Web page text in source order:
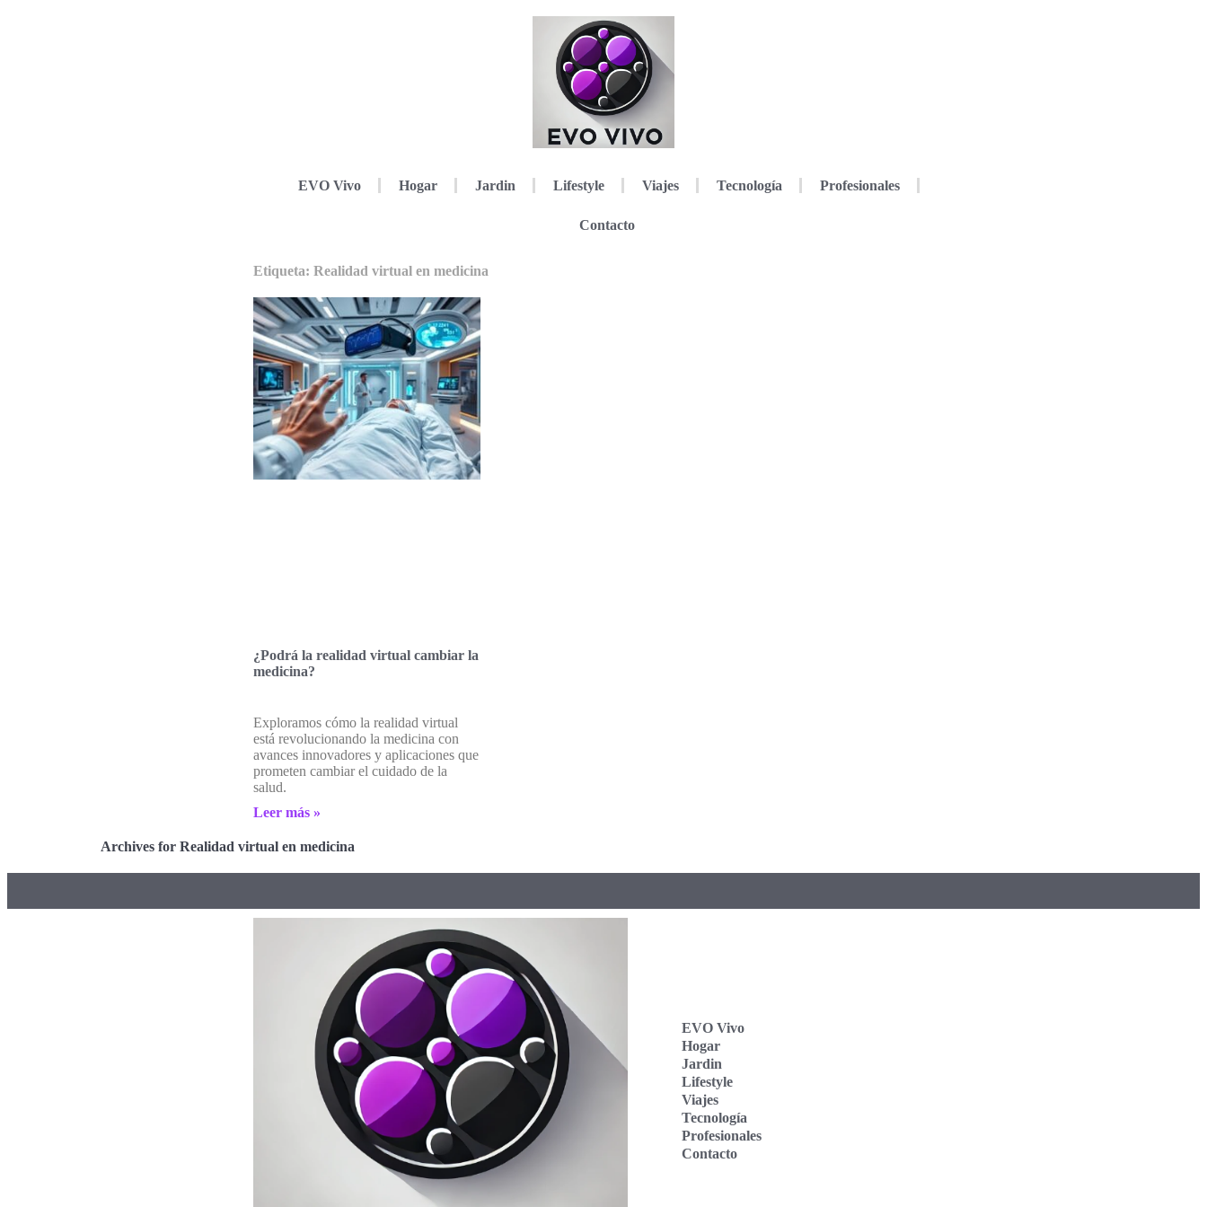
EVO Vivo Hogar Jardin Lifestyle Viajes Tecnología Profesionales
Contacto
Etiqueta: Realidad virtual en medicina
¿Podrá la realidad virtual cambiar la
medicina?
Exploramos cómo la realidad virtual
está revolucionando la medicina con
avances innovadores y aplicaciones que
prometen cambiar el cuidado de la
salud.
Leer más »
Archives for Realidad virtual en medicina
EVO Vivo
Hogar
Jardin
Lifestyle
Viajes
Tecnología
Profesionales
Contacto